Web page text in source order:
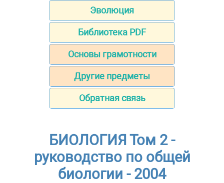
Эволюция
Библиотека PDF
Основы грамотности
Другие предметы
Обратная связь
БИОЛОГИЯ Том 2 -
руководство по общей
биологии - 2004